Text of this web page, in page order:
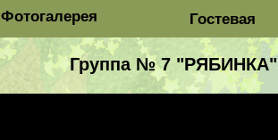
Фотогалерея Гостевая
Группа № 7 "РЯБИНКА"